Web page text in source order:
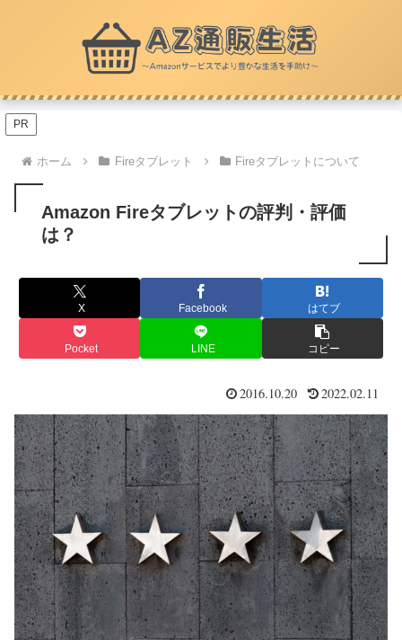
PR
ホーム Fireタブレット Fireタブレットについて
Amazon Fireタブレットの評判・評価
は？
X Facebook はてブ
Pocket LINE コピー
2016.10.20 2022.02.11